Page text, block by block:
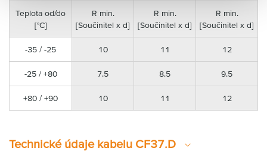
Teplota od/do
[°C]
R min.
[Součinitel x d]
R min.
[Součinitel x d]
R min.
[Součinitel x d]
-35 / -25 10 11 12
-25 / +80 7.5 8.5 9.5
+80 / +90 10 11 12
Technické údaje kabelu CF37.D